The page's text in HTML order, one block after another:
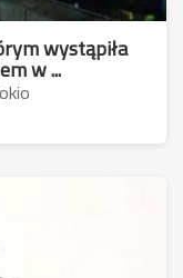
wystąpiła
w ...